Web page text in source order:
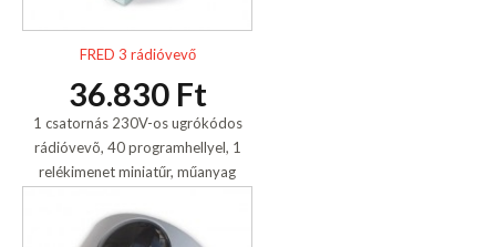
FRED 3 rádióvevő
36.830 Ft
1 csatornás 230V-os ugrókódos
rádióvevõ, 40 programhellyel, 1
relékimenet miniatűr, műanyag